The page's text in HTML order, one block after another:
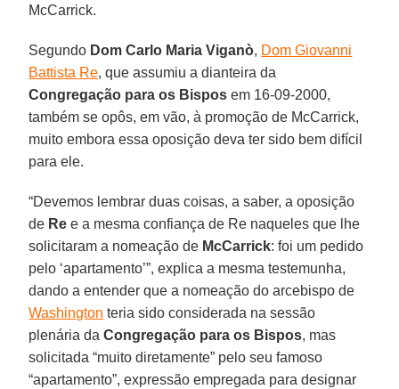
McCarrick.
Segundo Dom Carlo Maria Viganò, Dom Giovanni
Battista Re, que assumiu a dianteira da
Congregação para os Bispos em 16-09-2000,
também se opôs, em vão, à promoção de McCarrick,
muito embora essa oposição deva ter sido bem difícil
para ele.
“Devemos lembrar duas coisas, a saber, a oposição
de Re e a mesma confiança de Re naqueles que lhe
solicitaram a nomeação de McCarrick: foi um pedido
pelo ‘apartamento’”, explica a mesma testemunha,
dando a entender que a nomeação do arcebispo de
Washington teria sido considerada na sessão
plenária daCongregação para os Bispos, mas
solicitada “muito diretamente” pelo seu famoso
“apartamento”, expressão empregada para designar